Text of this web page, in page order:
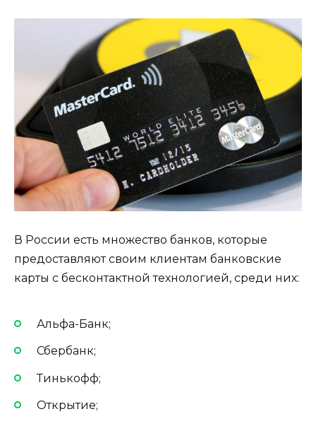
В России есть множество банков, которые
предоставляют своим клиентам банковские
карты с бесконтактной технологией, среди них:
Альфа-Банк;
Сбербанк;
Тинькофф;
Открытие;